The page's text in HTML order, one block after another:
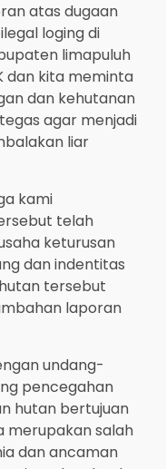
atas dugaan
loging di
limapuluh
dan kita meminta
dan kehutanan
agar menjadi
liar
kami
telah
keturusan
dan indentitas
tersebut
laporan
undang-
pencegahan
hutan bertujuan
merupakan salah
dan ancaman